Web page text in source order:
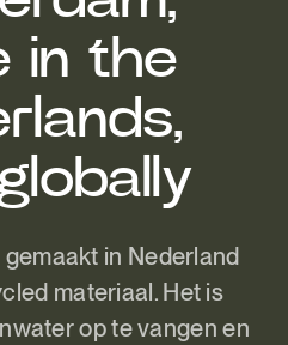
in the
in Nederland
materiaal. Het is
op te vangen en